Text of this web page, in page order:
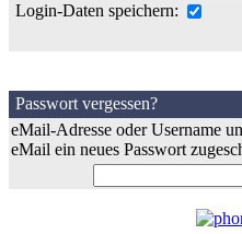
Login-Daten speichern:
Passwort vergessen?
eMail-Adresse oder Username
eMail ein neues Passwort